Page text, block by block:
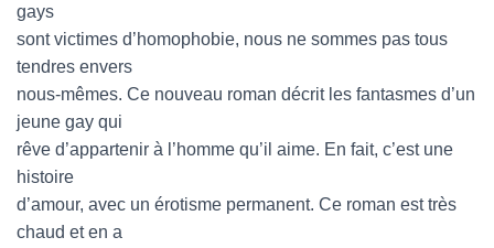
gays
sont victimes d’homophobie, nous ne sommes pas tous
tendres envers
nous-mêmes. Ce nouveau roman décrit les fantasmes d’un
jeune gay qui
rêve d’appartenir à l’homme qu’il aime. En fait, c’est une
histoire
d’amour, avec un érotisme permanent. Ce roman est très
chaud et en a